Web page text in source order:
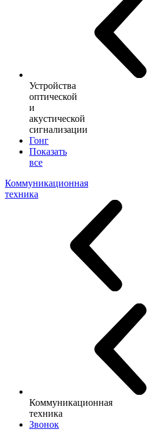
Устройства
оптической
и
акустической
сигнализации
Гонг
Показать
все
Коммуникационная
техника
Коммуникационная
техника
Звонок